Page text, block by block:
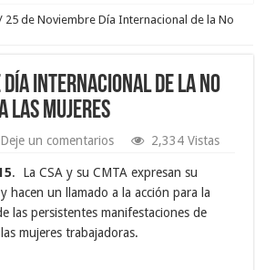
25 de Noviembre Día Internacional de la No
Día Internacional de la No
las Mujeres
Deje un comentarios 2,334 Vistas
. La CSA y su CMTA expresan su
hacen un llamado a la acción para la
las persistentes manifestaciones de
mujeres trabajadoras.